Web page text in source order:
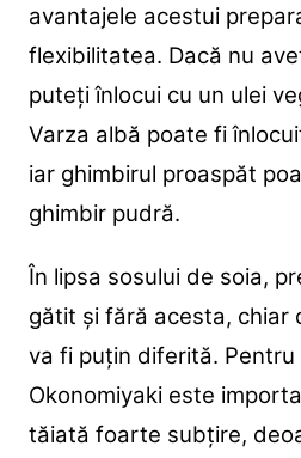
avantajele acestui
flexibilitatea. Dacă nu
puteți înlocui cu un ulei
Varza albă poate fi
iar ghimbirul proaspăt
ghimbir pudră.
În lipsa sosului de soia,
gătit și fără acesta, chiar
va fi puțin diferită.
Okonomiyaki este
tăiată foarte subțire,